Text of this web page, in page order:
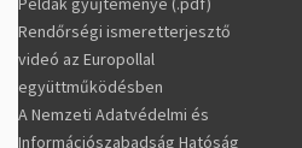
Rendőrségi ismeretterjesztő
videó az Europollal
együttműködésben
A Nemzeti Adatvédelmi és
Információszabadság Hatóság